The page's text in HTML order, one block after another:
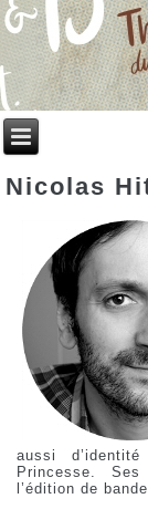
Nicolas
aussi
Princesse.
l’édition de